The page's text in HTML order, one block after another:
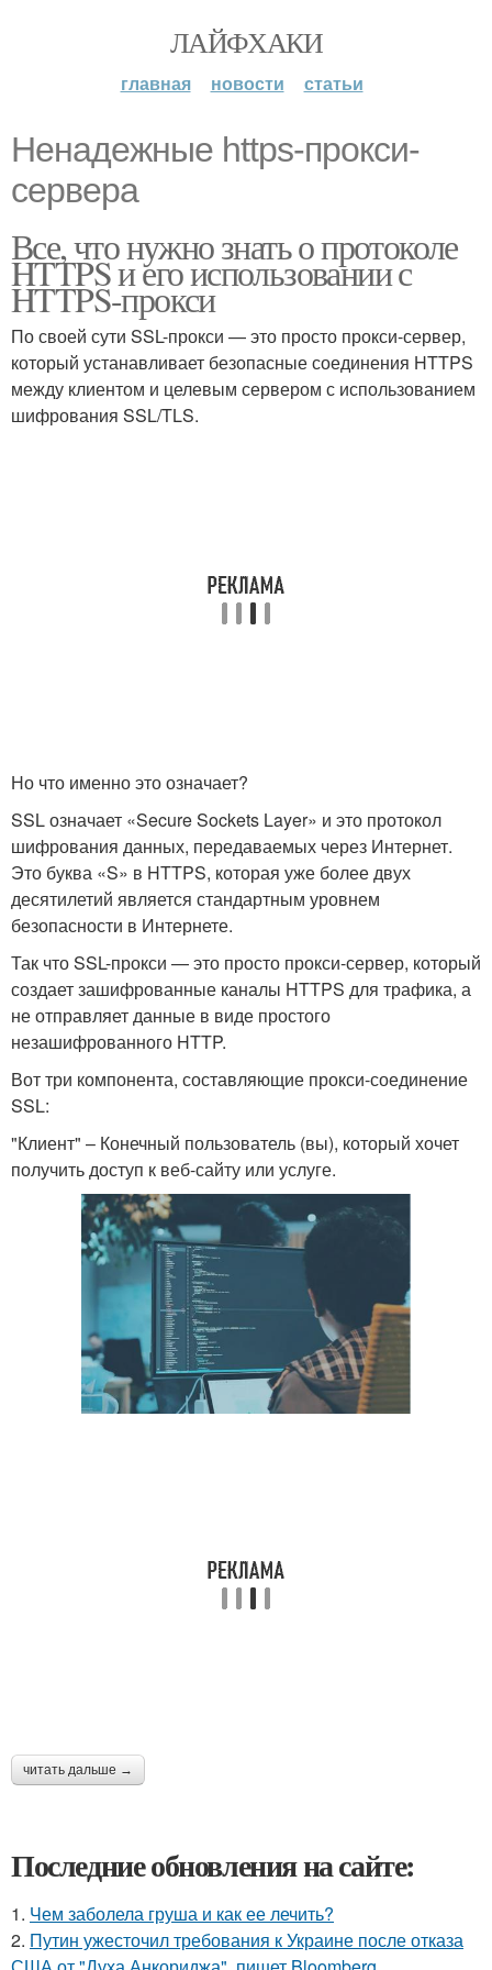
ЛАЙФХАКИ
главная новости статьи
Ненадежные https-прокси-
сервера
Все, что нужно знать о протоколе
HTTPS и его использовании с
HTTPS-прокси
По своей сути SSL-прокси — это просто прокси-сервер,
который устанавливает безопасные соединения HTTPS
между клиентом и целевым сервером с использованием
шифрования SSL/TLS.
Но что именно это означает?
SSL означает «Secure Sockets Layer» и это протокол
шифрования данных, передаваемых через Интернет.
Это буква «S» в HTTPS, которая уже более двух
десятилетий является стандартным уровнем
безопасности в Интернете.
Так что SSL-прокси — это просто прокси-сервер, который
создает зашифрованные каналы HTTPS для трафика, а
не отправляет данные в виде простого
незашифрованного HTTP.
Вот три компонента, составляющие прокси-соединение
SSL:
"Клиент" – Конечный пользователь (вы), который хочет
получить доступ к веб-сайту или услуге.
читать дальше →
Последние обновления на сайте:
1. Чем заболела груша и как ее лечить?
2. Путин ужесточил требования к Украине после отказа